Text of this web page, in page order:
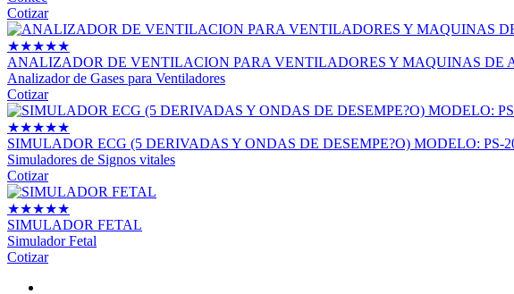
Cotizar
★★★★★
ANALIZADOR DE VENTILACION PARA VENTILADORES Y MAQUINAS DE
Analizador de Gases para Ventiladores
Cotizar
★★★★★
SIMULADOR ECG (5 DERIVADAS Y ONDAS DE DESEMPE?O) MODELO: PS-
Simuladores de Signos vitales
Cotizar
★★★★★
SIMULADOR FETAL
Simulador Fetal
Cotizar